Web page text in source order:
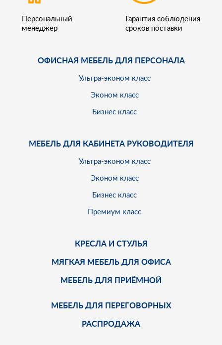
Персональный
менеджер
Гарантия соблюдения
сроков поставки
ОФИСНАЯ МЕБЕЛЬ ДЛЯ ПЕРСОНАЛА
Ультра-эконом класс
Эконом класс
Бизнес класс
МЕБЕЛЬ ДЛЯ КАБИНЕТА РУКОВОДИТЕЛЯ
Ультра-эконом класс
Эконом класс
Бизнес класс
Премиум класс
КРЕСЛА И СТУЛЬЯ
МЯГКАЯ МЕБЕЛЬ ДЛЯ ОФИСА
МЕБЕЛЬ ДЛЯ ПРИЁМНОЙ
МЕБЕЛЬ ДЛЯ ПЕРЕГОВОРНЫХ
РАСПРОДАЖА